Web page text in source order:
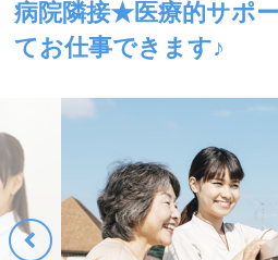
病院隣接★医療的サポ
てお仕事できます♪